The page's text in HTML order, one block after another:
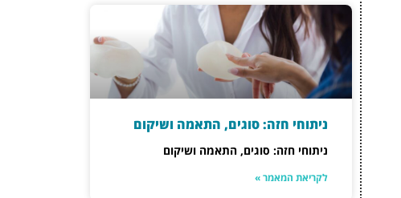
ניתוחי חזה: סוגים, התאמה ושיקום
ניתוחי חזה: סוגים, התאמה ושיקום
לקריאת המאמר »